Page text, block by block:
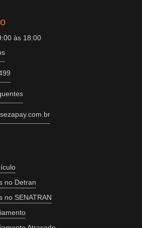
às 18:00
no Detran
no SENATRAN